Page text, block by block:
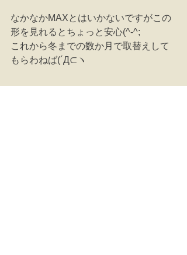
なかなかMAXとはいかないですがこの
形を見れるとちょっと安心(^-^;
これから冬までの数か月で取替えして
もらわねば(´Д⊂ヽ